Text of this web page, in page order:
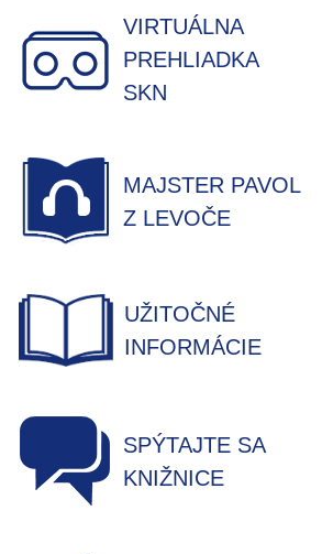
VIRTUÁLNA
PREHLIADKA
SKN
MAJSTER PAVOL
Z LEVOČE
UŽITOČNÉ
INFORMÁCIE
SPÝTAJTE SA
KNIŽNICE